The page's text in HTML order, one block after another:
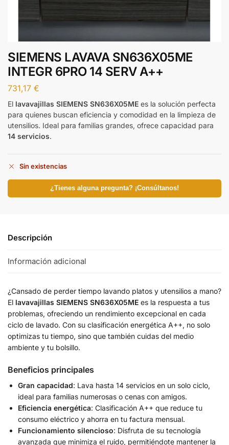
SIEMENS LAVAVA SN636X05ME
INTEGR 6PRO 14 SERV A++
731,17 €
El lavavajillas SIEMENS SN636X05ME es la solución perfecta
para quienes buscan eficiencia y comodidad en la limpieza de
utensilios. Ideal para familias grandes, ofrece capacidad para
14 servicios.
Sin existencias
¿Tienes alguna pregunta? ¡Consúltanos!
Descripción
Información adicional
¿Cansado de perder tiempo lavando platos y utensilios a mano?
El lavavajillas SIEMENS SN636X05ME es la respuesta a tus
problemas, ofreciendo un rendimiento excepcional en cada
ciclo de lavado. Con su clasificación energética A++, no solo
optimizas tu tiempo, sino que también cuidas del medio
ambiente y tu bolsillo.
Beneficios principales
Gran capacidad: Lava hasta 14 servicios en un solo ciclo,
ideal para familias numerosas o cenas con amigos.
Eficiencia energética: Clasificación A++ que reduce tu
consumo eléctrico y ahorra en tu factura mensual.
Funcionamiento silencioso: Disfruta de su tecnología
avanzada que minimiza el ruido, permitiéndote mantener la